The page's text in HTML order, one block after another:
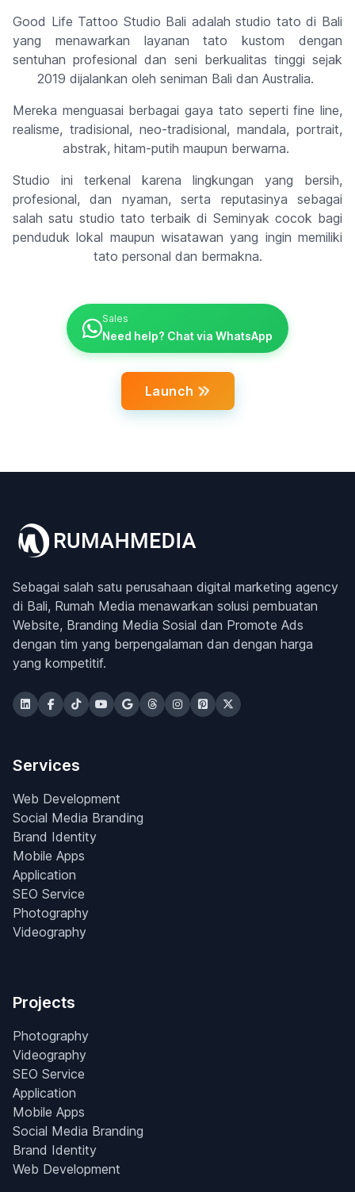
Good Life Tattoo Studio Bali adalah studio tato di Bali
yang menawarkan layanan tato kustom dengan
sentuhan profesional dan seni berkualitas tinggi sejak
2019 dijalankan oleh seniman Bali dan Australia.
Mereka menguasai berbagai gaya tato seperti fine line,
realisme, tradisional, neo-tradisional, mandala, portrait,
abstrak, hitam-putih maupun berwarna.
Studio ini terkenal karena lingkungan yang bersih,
profesional, dan nyaman, serta reputasinya sebagai
salah satu studio tato terbaik di Seminyak cocok bagi
penduduk lokal maupun wisatawan yang ingin memiliki
tato personal dan bermakna.
Sales
Need help? Chat via WhatsApp
Launch
Sebagai salah satu perusahaan digital marketing agency
di Bali, Rumah Media menawarkan solusi pembuatan
Website, Branding Media Sosial dan Promote Ads
dengan tim yang berpengalaman dan dengan harga
yang kompetitif.
Services
Web Development
Social Media Branding
Brand Identity
Mobile Apps
Application
SEO Service
Photography
Videography
Projects
Photography
Videography
SEO Service
Application
Mobile Apps
Social Media Branding
Brand Identity
Web Development